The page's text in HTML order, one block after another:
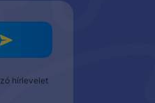
hírlevelet